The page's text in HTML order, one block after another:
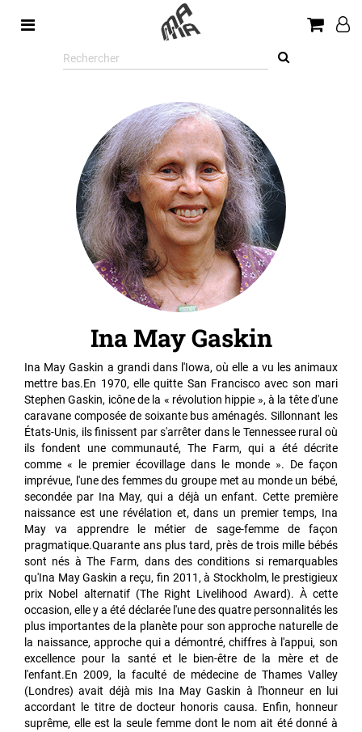
Rechercher
sur
Ina May Gaskin
Ina May Gaskin a grandi dans l'Iowa, où elle a vu les animaux
mettre bas.En 1970, elle quitte San Francisco avec son mari
Stephen Gaskin, icône de la « révolution hippie », à la tête d'une
caravane composée de soixante bus aménagés. Sillonnant les
États-Unis, ils finissent par s'arrêter dans le Tennessee rural où
ils fondent une communauté, The Farm, qui a été décrite
comme « le premier écovillage dans le monde ». De façon
imprévue, l'une des femmes du groupe met au monde un bébé,
secondée par Ina May, qui a déjà un enfant. Cette première
naissance est une révélation et, dans un premier temps, Ina
May va apprendre le métier de sage-femme de façon
pragmatique.Quarante ans plus tard, près de trois mille bébés
sont nés à The Farm, dans des conditions si remarquables
qu'Ina May Gaskin a reçu, fin 2011, à Stockholm, le prestigieux
prix Nobel alternatif (The Right Livelihood Award). À cette
occasion, elle y a été déclarée l'une des quatre personnalités les
plus importantes de la planète pour son approche naturelle de
la naissance, approche qui a démontré, chiffres à l'appui, son
excellence pour la santé et le bien-être de la mère et de
l'enfant.En 2009, la faculté de médecine de Thames Valley
(Londres) avait déjà mis Ina May Gaskin à l'honneur en lui
accordant le titre de docteur honoris causa. Enfin, honneur
suprême, elle est la seule femme dont le nom ait été donné à